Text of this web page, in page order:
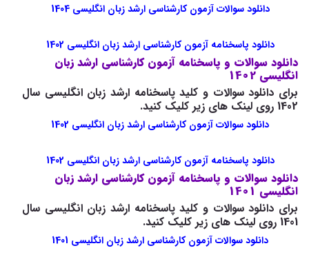
دانلود سوالات آزمون کارشناسی ارشد زبان انگلیسی 1404
دانلود پاسخنامه آزمون کارشناسی ارشد زبان انگلیسی 1402
دانلود سوالات و پاسخنامه آزمون کارشناسی ارشد زبان
انگلیسی 1402
برای دانلود سوالات و کلید پاسخنامه ارشد زبان انگلیسی سال
1402 روی لینک های زیر کلیک کنید.
دانلود سوالات آزمون کارشناسی ارشد زبان انگلیسی 1402
دانلود پاسخنامه آزمون کارشناسی ارشد زبان انگلیسی 1402
دانلود سوالات و پاسخنامه آزمون کارشناسی ارشد زبان
انگلیسی 1401
برای دانلود سوالات و کلید پاسخنامه ارشد زبان انگلیسی سال
1401 روی لینک های زیر کلیک کنید.
دانلود سوالات آزمون کارشناسی ارشد زبان انگلیسی 1401